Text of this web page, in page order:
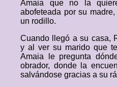
Amaia que no la
abofeteada por su
un rodillo.
Cuando llegó a su casa,
y al ver su marido que
Amaia le pregunta
obrador, donde la
salvándose gracias a su